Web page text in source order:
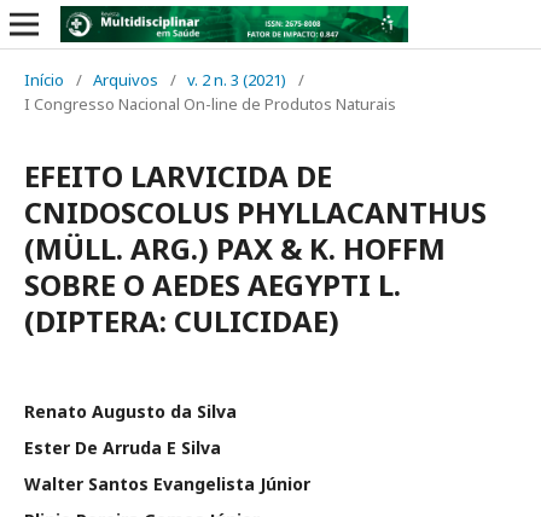
Início / Arquivos / v. 2 n. 3 (2021)
/
I Congresso Nacional On-line de Produtos Naturais
EFEITO LARVICIDA DE
CNIDOSCOLUS PHYLLACANTHUS
(MÜLL. ARG.) PAX & K. HOFFM
SOBRE O AEDES AEGYPTI L.
(DIPTERA: CULICIDAE)
Renato Augusto da Silva
Ester De Arruda E Silva
Walter Santos Evangelista Júnior